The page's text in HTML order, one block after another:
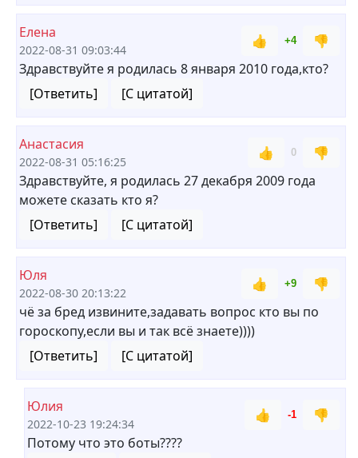
Елена
2022-08-31 09:03:44
👍 +4
👎
Здравствуйте я родилась 8 января 2010 года,кто?
[Ответить]
[С цитатой]
Анастасия
2022-08-31 05:16:25
👍 0
👎
Здравствуйте, я родилась 27 декабря 2009 года
можете сказать кто я?
[Ответить]
[С цитатой]
Юля
2022-08-30 20:13:22
👍 +9
👎
чё за бред извините,задавать вопрос кто вы по
гороскопу,если вы и так всё знаете))))
[Ответить]
[С цитатой]
Юлия
2022-10-23 19:24:34
👍 -1
👎
Потому что это боты????